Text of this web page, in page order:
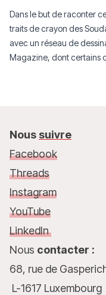
Dans le but de raconter
traits de crayon des
avec un réseau de
Magazine, dont certains
Nous suivre
Facebook
Threads
Instagram
YouTube
LinkedIn
Nous contacter :
68, rue de
L-1617 Luxembourg